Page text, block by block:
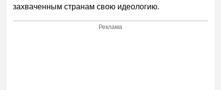
захваченным странам свою идеологию.
Реклама